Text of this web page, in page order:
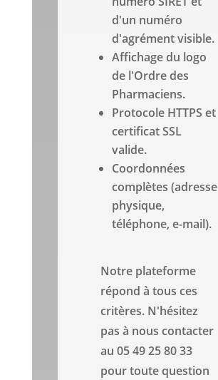
d'un numéro
d'agrément visible.
Affichage du logo
de l'Ordre des
Pharmaciens.
Protocole HTTPS et
certificat SSL
valide.
Coordonnées
complètes (adresse
physique,
téléphone, e-mail).
Notre plateforme
répond à tous ces
critères. N'hésitez
pas à nous contacter
au 05 49 25 80 33
pour toute question